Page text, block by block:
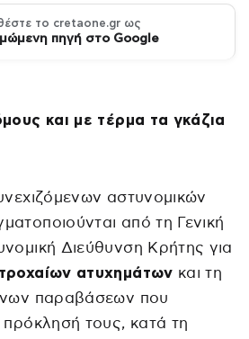
το cretaone.gr ως
πηγή στο Google
και με τέρμα τα γκάζια
αστυνομικών
από τη Γενική
Διεύθυνση Κρήτης για
ατυχημάτων και τη
παραβάσεων που
πρόκλησή τους, κατά τη